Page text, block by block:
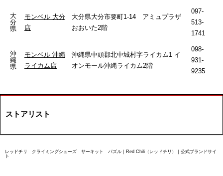
大
分
県
モンベル 大分
店
大分県大分市要町1-14 アミュプラザ
おおいた2階
097-
513-
1741
沖
縄
県
モンベル 沖縄
ライカム店
沖縄県中頭郡北中城村字ライカム1 イ
オンモール沖縄ライカム2階
098-
931-
9235
ストアリスト
レッドチリ クライミングシューズ サーキット パズル｜Red Chili（レッドチリ）｜公式ブランドサイ
ト